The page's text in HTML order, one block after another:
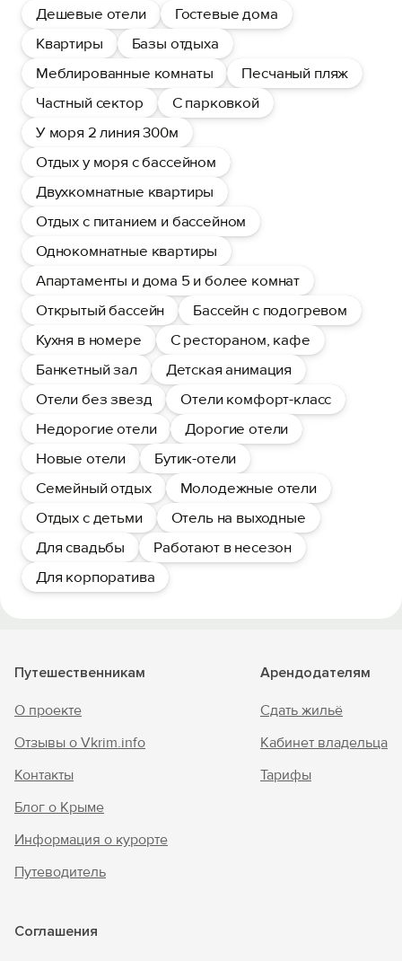
Дешевые отели
Гостевые дома
Квартиры
Базы отдыха
Меблированные комнаты
Песчаный пляж
Частный сектор
С парковкой
У моря 2 линия 300м
Отдых у моря с бассейном
Двухкомнатные квартиры
Отдых с питанием и бассейном
Однокомнатные квартиры
Апартаменты и дома 5 и более комнат
Открытый бассейн
Бассейн с подогревом
Кухня в номере
С рестораном, кафе
Банкетный зал
Детская анимация
Отели без звезд
Отели комфорт-класс
Недорогие отели
Дорогие отели
Новые отели
Бутик-отели
Семейный отдых
Молодежные отели
Отдых с детьми
Отель на выходные
Для свадьбы
Работают в несезон
Для корпоратива
Путешественникам
О проекте
Отзывы о Vkrim.info
Контакты
Блог о Крыме
Информация о курорте
Путеводитель
Арендодателям
Сдать жильё
Кабинет владельца
Тарифы
Соглашения